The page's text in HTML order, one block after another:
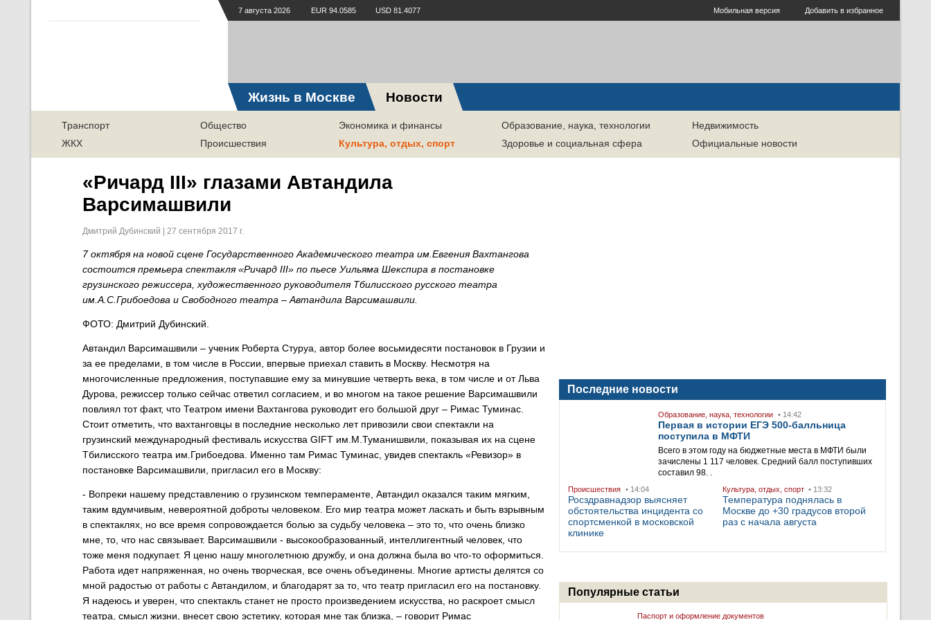
7 августа 2026 EUR 94.0585 USD 81.4077 Мобильная версия Добавить в избранное
Жизнь в Москве Новости
Транспорт Общество Экономика и финансы Образование, наука, технологии
Недвижимость
ЖКХ
Происшествия Культура, отдых, спорт Здоровье и социальная сфера Официальные новости
«Ричард III» глазами Автандила
Варсимашвили
Дмитрий Дубинский | 27 сентября 2017 г.
7 октября на новой сцене Государственного Академического театра им.Евгения Вахтангова
состоится премьера спектакля «Ричард III» по пьесе Уильяма Шекспира в постановке
грузинского режиссера, художественного руководителя Тбилисского русского театра
им.А.С.Грибоедова и Свободного театра – Автандила Варсимашвили.
ФОТО: Дмитрий Дубинский.
Автандил Варсимашвили – ученик Роберта Стуруа, автор более восьмидесяти постановок в Грузии и
за ее пределами, в том числе в России, впервые приехал ставить в Москву. Несмотря на
многочисленные предложения, поступавшие ему за минувшие четверть века, в том числе и от Льва
Дурова, режиссер только сейчас ответил согласием, и во многом на такое решение Варсимашвили
повлиял тот факт, что Театром имени Вахтангова руководит его большой друг – Римас Туминас.
Стоит отметить, что вахтанговцы в последние несколько лет привозили свои спектакли на
грузинский международный фестиваль искусства GIFT им.М.Туманишвили, показывая их на сцене
Тбилисского театра им.Грибоедова. Именно там Римас Туминас, увидев спектакль «Ревизор» в
постановке Варсимашвили, пригласил его в Москву:
- Вопреки нашему представлению о грузинском темпераменте, Автандил оказался таким мягким,
таким вдумчивым, невероятной доброты человеком. Его мир театра может ласкать и быть взрывным
в спектаклях, но все время сопровождается болью за судьбу человека – это то, что очень близко
мне, то, что нас связывает. Варсимашвили - высокообразованный, интеллигентный человек, что
тоже меня подкупает. Я ценю нашу многолетнюю дружбу, и она должна была во что-то оформиться.
Работа идет напряженная, но очень творческая, все очень объединены. Многие артисты делятся со
мной радостью от работы с Автандилом, и благодарят за то, что театр пригласил его на постановку.
Я надеюсь и уверен, что спектакль станет не просто произведением искусства, но раскроет смысл
театра, смысл жизни, внесет свою эстетику, которая мне так близка, – говорит Римас
Последние новости
Образование, наука, технологии • 14:42
Первая в истории ЕГЭ 500-балльница
поступила в МФТИ
Всего в этом году на бюджетные места в МФТИ были
зачислены 1 117 человек. Средний балл поступивших
составил 98. .
Происшествия • 14:04
Росздравнадзор выясняет
обстоятельства инцидента со
спортсменкой в московской
клинике
Культура, отдых, спорт • 13:32
Температура поднялась в
Москве до +30 градусов второй
раз с начала августа
Популярные статьи